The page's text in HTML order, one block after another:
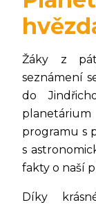
Žáky z
seznámení
do
programu s
s
fakty o naší
Díky